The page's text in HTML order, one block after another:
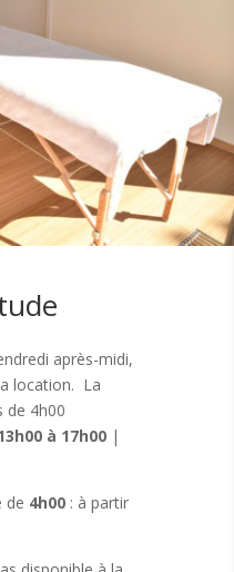
après-midi,
location. La
de 4h00
à 17h00 |
de 4h00 : à partir